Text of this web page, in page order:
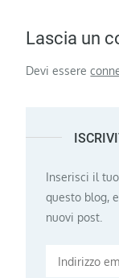
Lascia un
Devi essere
Inserisci il
questo blog,
nuovi post.
Indirizzo